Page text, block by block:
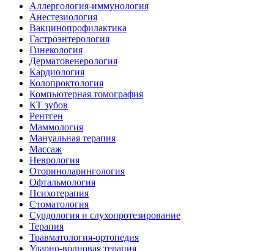
Аллергология-иммунология
Анестезиология
Вакцинопрофилактика
Гастроэнтерология
Гинекология
Дерматовенерология
Кардиология
Колопроктология
Компьютерная томография
КТ зубов
Рентген
Маммология
Мануальная терапия
Массаж
Неврология
Оториноларингология
Офтальмология
Психотерапия
Стоматология
Сурдология и слухопротезирование
Терапия
Травматология-ортопедия
Ударно-волновая терапия